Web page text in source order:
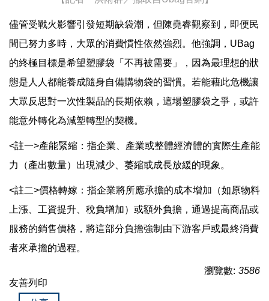
儘管受戰火影響引發短期缺袋潮，但陳堯睿觀察到，即便民
間已努力多時，大眾的消費慣性依然強烈。他強調，UBag
的終極目標是希望塑膠袋「不再被需要」，因為最理想的狀
態是人人都能養成隨身自備購物袋的習慣。若能藉此危機讓
大眾反思對一次性製品的長期依賴，這場塑膠袋之爭，或許
能意外轉化為減塑轉型的契機。
<註一>產能緊縮：指企業、產業或整體經濟體的實際生產能
力（產出數量）出現減少、萎縮或成長放緩的現象。
<註二>價格轉嫁：指企業將所應承擔的成本增加（如原物料
上漲、工資提升、稅負增加）或額外負擔，通過提高商品或
服務的銷售價格，將這部分負擔強制由下游客戶或最終消費
者來承擔的過程。
瀏覽數: 3586
友善列印